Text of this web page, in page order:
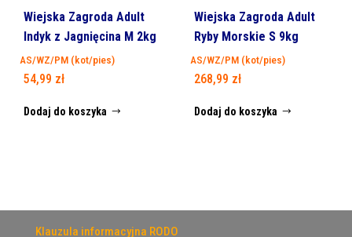
Wiejska Zagroda Adult
Indyk z Jagnięcina M 2kg
AS/WZ/PM (kot/pies)
54,99 zł
Dodaj do koszyka
Wiejska Zagroda Adult
Ryby Morskie S 9kg
AS/WZ/PM (kot/pies)
268,99 zł
Dodaj do koszyka
Klauzula informacyjna RODO